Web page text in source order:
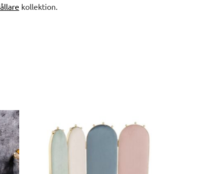
kollektion.